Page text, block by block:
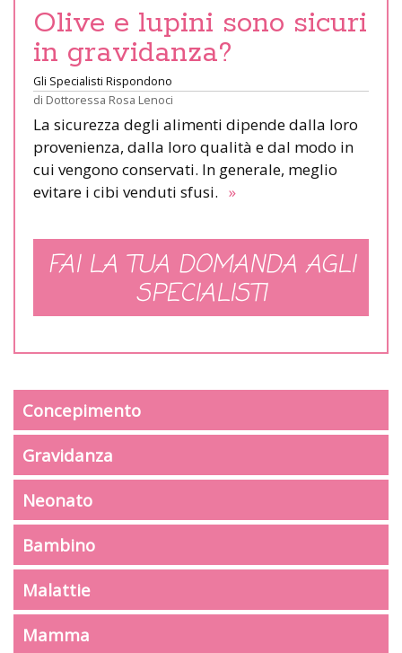
Olive e lupini sono sicuri
in gravidanza?
Gli Specialisti Rispondono
di Dottoressa Rosa Lenoci
La sicurezza degli alimenti dipende dalla loro
provenienza, dalla loro qualità e dal modo in
cui vengono conservati. In generale, meglio
evitare i cibi venduti sfusi. »
FAI LA TUA DOMANDA AGLI
SPECIALISTI
Concepimento
Gravidanza
Neonato
Bambino
Malattie
Mamma